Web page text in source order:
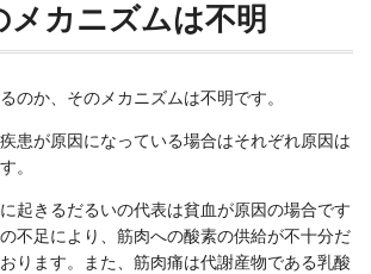
メカニズムは不明
のか、そのメカニズムは不明です。
患が原因になっている場合はそれぞれ原因は
。
起きるだるいの代表は貧血が原因の場合です
不足により、筋肉への酸素の供給が不十分だ
ります。また、筋肉痛は代謝産物である乳酸